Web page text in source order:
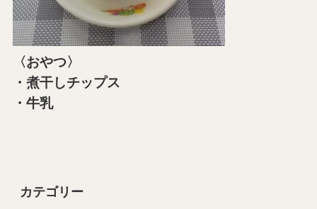
〈おやつ〉
・煮干しチップス
・牛乳
カテゴリー